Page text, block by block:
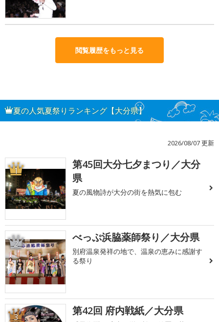
閲覧履歴をもっと見る
夏の人気夏祭りランキング【大分県】
2026/08/07 更新
1
第45回大分七夕まつり／大分
県
夏の風物詩が大分の街を熱気に包む
2 べっぷ浜脇薬師祭り／大分県
別府温泉発祥の地で、温泉の恵みに感謝す
る祭り
3 第42回 府内戦紙／大分県